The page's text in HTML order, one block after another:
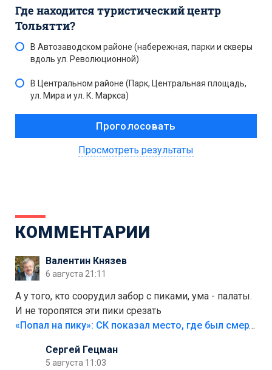
Где находится туристический центр
Тольятти?
В Автозаводском районе (набережная, парки и скверы
вдоль ул. Революционной)
В Центральном районе (Парк, Центральная площадь,
ул. Мира и ул. К. Маркса)
Просмотреть результаты
КОММЕНТАРИИ
Валентин Князев
6 августа 21:11
А у того, кто соорудил забор с пиками, ума - палаты.
И не торопятся эти пики срезать
«Попал на пику»: СК показал место, где был смертельно травмирован ребенок в Тольятти
Сергей Гецман
5 августа 11:03